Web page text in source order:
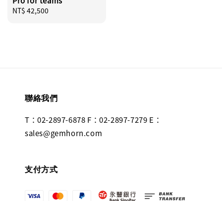
Regular
NT$ 42,500
聯絡我們
T：02-2897-6878 F：02-2897-7279 E：
sales@gemhorn.com
支付方式